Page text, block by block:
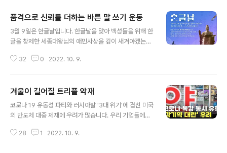
품격으로 신뢰를 더하는 바른 말 쓰기 운동
3월 9일은 한글날입니다. 한글날을 맞아 백성들을 위해 한
글을 창제한 세종대왕님의 애민사상을 깊이 새겨야겠는데
를 국민께 보일 것을 다짐했으면 하는 바람이 있습니다. 이
훈 법무부장관 좋은 일 시킬 게 있냐"면서 스토킹법 반의사
불벌죄 무산 등으로 제동을 거는 중입니다. 88년도가 몇년
전인데도 586 운동권들의 전체주의 잔재로 남아 "희생하
외모와 '애 낳는 기계'로 봤던 민주당의 성인지 감수성을 적
32 0 2022. 10. 9.
겨울이 길어질 트리플 악재
코로나 19 유동성 파티와 러시아발 '3대 위기'에 겹친 미국
의 반도체 대중 제재에 우려가 많습니다. 우리 기업들에게
자제품이 안 팔리는 중에 기간산업의 수출 비중이 높기도
28 1 2022. 10. 9.